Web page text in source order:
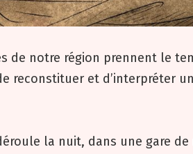
de notre région prennent le
reconstituer et d’interpréter
la nuit, dans une gare